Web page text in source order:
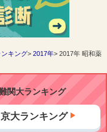
キング 2017年
2017年 昭和薬
関大ランキング
京大ランキング